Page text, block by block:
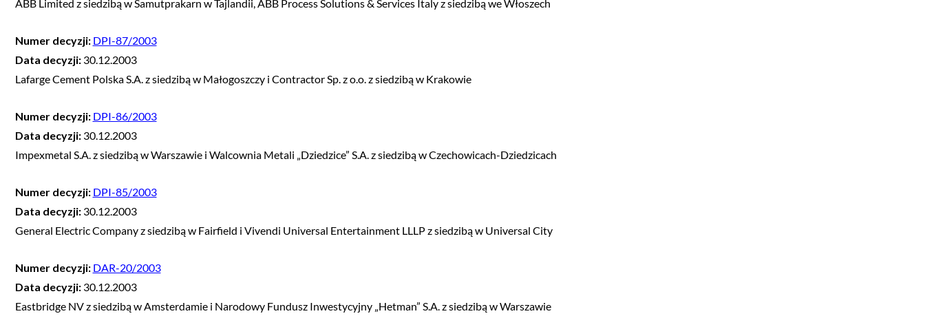
ABB Limited z siedzibą w Samutprakarn w Tajlandii, ABB Process Solutions & Services Italy z siedzibą we Włoszech
Numer decyzji: DPI-87/2003
Data decyzji: 30.12.2003
Lafarge Cement Polska S.A. z siedzibą w Małogoszczy i Contractor Sp. z o.o. z siedzibą w Krakowie
Numer decyzji: DPI-86/2003
Data decyzji: 30.12.2003
Impexmetal S.A. z siedzibą w Warszawie i Walcownia Metali „Dziedzice” S.A. z siedzibą w Czechowicach-Dziedzicach
Numer decyzji: DPI-85/2003
Data decyzji: 30.12.2003
General Electric Company z siedzibą w Fairfield i Vivendi Universal Entertainment LLLP z siedzibą w Universal City
Numer decyzji: DAR-20/2003
Data decyzji: 30.12.2003
Eastbridge NV z siedzibą w Amsterdamie i Narodowy Fundusz Inwestycyjny „Hetman” S.A. z siedzibą w Warszawie